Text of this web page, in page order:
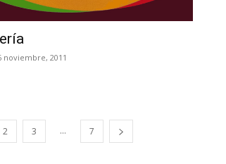
noviembre, 2011
2 3 ... 7